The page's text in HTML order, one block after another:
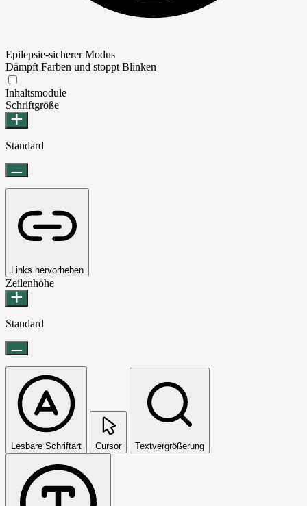
Epilepsie-sicherer Modus
Dämpft Farben und stoppt Blinken
Inhaltsmodule
Schriftgröße
Standard
Links hervorheben
Zeilenhöhe
Standard
Lesbare Schriftart Cursor Textvergrößerung